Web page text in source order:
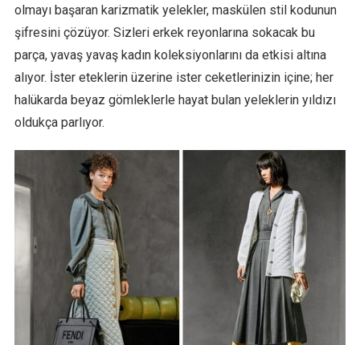
olmayı başaran karizmatik yelekler, maskülen stil kodunun
şifresini çözüyor. Sizleri erkek reyonlarına sokacak bu
parça, yavaş yavaş kadın koleksiyonlarını da etkisi altına
alıyor. İster eteklerin üzerine ister ceketlerinizin içine; her
halükarda beyaz gömleklerle hayat bulan yeleklerin yıldızı
oldukça parlıyor.